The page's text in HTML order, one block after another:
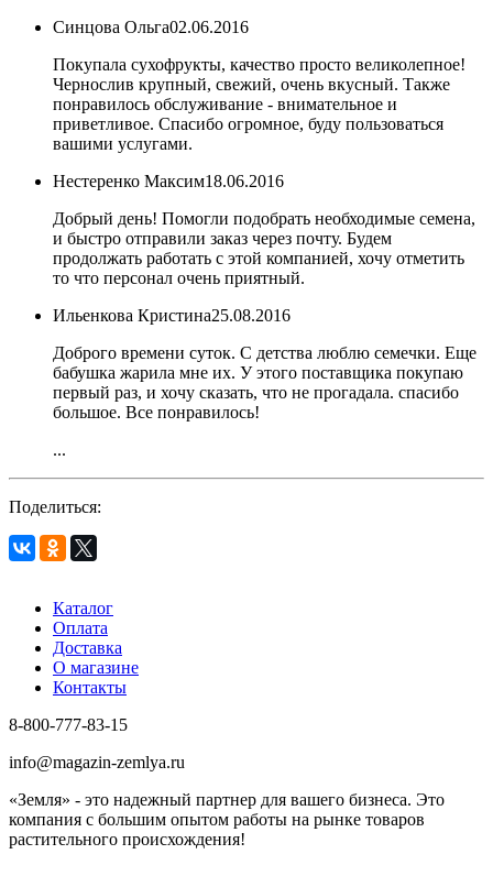
Синцова Ольга02.06.2016
Покупала сухофрукты, качество просто великолепное!
Чернослив крупный, свежий, очень вкусный. Также
понравилось обслуживание - внимательное и
приветливое. Спасибо огромное, буду пользоваться
вашими услугами.
Нестеренко Максим18.06.2016
Добрый день! Помогли подобрать необходимые семена,
и быстро отправили заказ через почту. Будем
продолжать работать с этой компанией, хочу отметить
то что персонал очень приятный.
Ильенкова Кристина25.08.2016
Доброго времени суток. С детства люблю семечки. Еще
бабушка жарила мне их. У этого поставщика покупаю
первый раз, и хочу сказать, что не прогадала. спасибо
большое. Все понравилось!
...
Поделиться:
Каталог
Оплата
Доставка
О магазине
Контакты
8-800-777-83-15
info@magazin-zemlya.ru
«Земля» - это надежный партнер для вашего бизнеса. Это
компания с большим опытом работы на рынке товаров
растительного происхождения!